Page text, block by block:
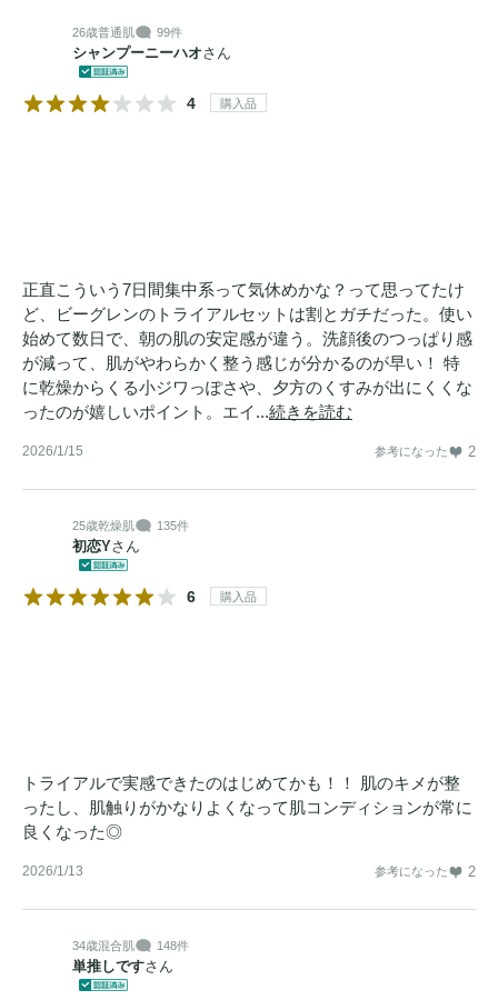
26歳普通肌 99件
シャンプーニーハオさん
4 購入品
正直こういう7日間集中系って気休めかな？って思ってたけ
ど、ビーグレンのトライアルセットは割とガチだった。使い
始めて数日で、朝の肌の安定感が違う。洗顔後のつっぱり感
が減って、肌がやわらかく整う感じが分かるのが早い！ 特
に乾燥からくる小ジワっぽさや、夕方のくすみが出にくくな
ったのが嬉しいポイント。エイ...続きを読む
2026/1/15 参考になった 2
25歳乾燥肌 135件
初恋Yさん
6 購入品
トライアルで実感できたのはじめてかも！！ 肌のキメが整
ったし、肌触りがかなりよくなって肌コンディションが常に
良くなった◎
2026/1/13 参考になった 2
34歳混合肌 148件
単推しですさん